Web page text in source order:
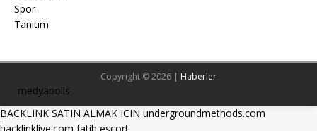
Spor
Tanıtım
Copyright © 2026 | Haberler
medyapolls
BACKLINK SATIN ALMAK ICIN undergroundmethods.com